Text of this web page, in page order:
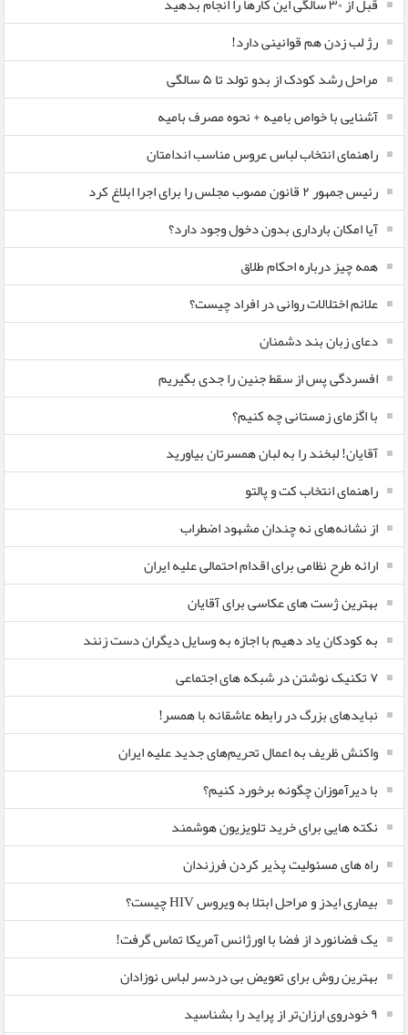
رژ لب زدن هم قوانینی دارد!
مراحل رشد کودک از بدو تولد تا ۵ سالگی
آشنایی با خواص بامیه + نحوه مصرف بامیه
راهنمای انتخاب لباس عروس مناسب اندامتان
رئیس جمهور ۲ قانون مصوب مجلس را برای اجرا ابلاغ کرد
آیا امکان بارداری بدون دخول وجود دارد؟
همه چیز درباره احکام طلاق
علائم اختلالات روانی در افراد چیست؟
دعای زبان بند دشمنان
افسردگی پس از سقط جنین را جدی بگیریم
با اگزمای زمستانی چه کنیم؟
آقایان! لبخند را به لبان همسرتان بیاورید
راهنمای انتخاب کت و پالتو
از نشانه‌های نه چندان مشهود اضطراب
ارائه طرح نظامی برای اقدام احتمالی علیه ایران
بهترین ژست های عکاسی برای آقایان
به کودکان یاد دهیم با اجازه به وسایل دیگران دست زنند
۷ تکنیک نوشتن در شبکه های اجتماعی
نبایدهای بزرگ در رابطه عاشقانه با همسر!
واکنش ظریف به اعمال تحریم‌های جدید علیه ایران
با دیرآموزان چگونه برخورد کنیم؟
نکته هایی برای خرید تلویزیون هوشمند
راه های مسئولیت پذیر کردن فرزندان
بیماری ایدز و مراحل ابتلا به ویروس HIV چیست؟
یک فضانورد از فضا با اورژانس آمریکا تماس گرفت!
بهترین روش برای تعویض بی دردسر لباس نوزادان
٩ خودروی ارزان‌تر از پراید را بشناسید